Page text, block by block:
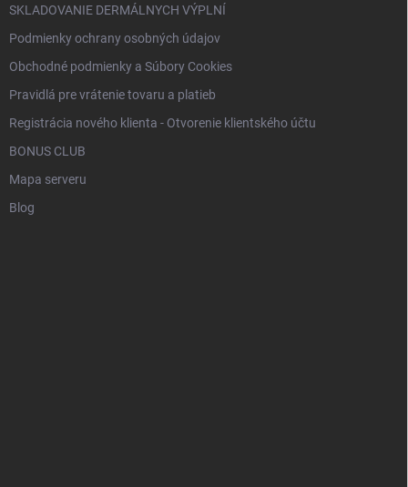
SKLADOVANIE DERMÁLNYCH VÝPLNÍ
Podmienky ochrany osobných údajov
Obchodné podmienky a Súbory Cookies
Pravidlá pre vrátenie tovaru a platieb
Registrácia nového klienta - Otvorenie klientského účtu
BONUS CLUB
Mapa serveru
Blog